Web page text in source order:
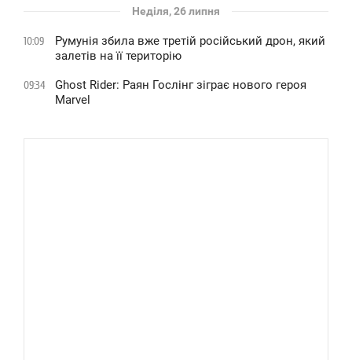
Неділя, 26 липня
10:09
Румунія збила вже третій російський дрон, який
залетів на її територію
09:34
Ghost Rider: Раян Гослінг зіграє нового героя
Marvel